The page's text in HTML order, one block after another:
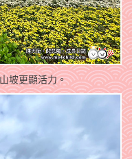
坡更顯活力。